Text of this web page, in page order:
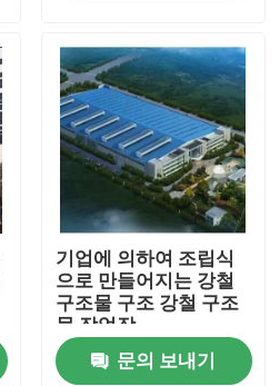
기업에 의하여 조립식
으로 만들어지는 강철
구조물 구조 강철 구조
물 작업장
문의 보내기